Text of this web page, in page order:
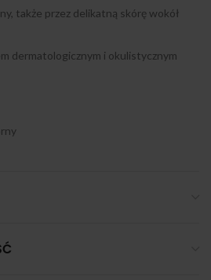
także przez delikatną skórę wokół
dermatologicznym i okulistycznym